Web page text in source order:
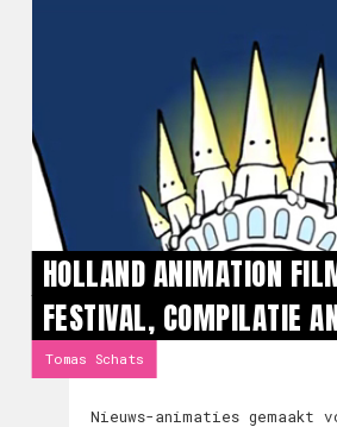
HOLLAND ANIMATION
FESTIVAL, COMPILATIE
Tomas Schats
Nieuws-animaties gemaakt